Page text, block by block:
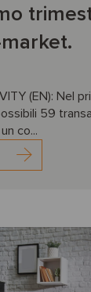
(EN): Nel
59
co...